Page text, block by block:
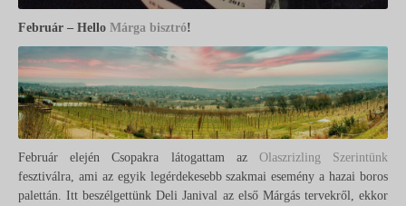
Február – Hello Márga bisztró!
Február elején Csopakra látogattam az Olaszrizling Szerintünk
fesztiválra, ami az egyik legérdekesebb szakmai esemény a hazai boros
palettán. Itt beszélgettünk Deli Janival az első Márgás tervekről, ekkor